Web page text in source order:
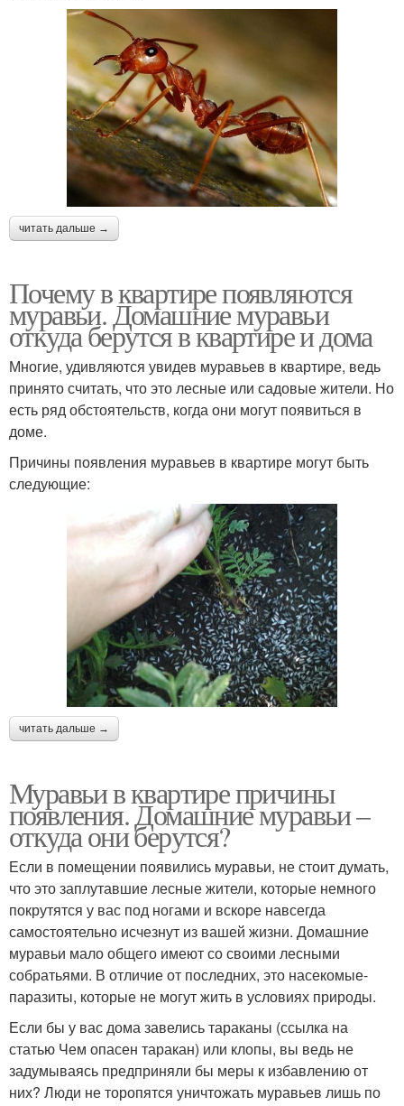
читать дальше →
Почему в квартире появляются
муравьи. Домашние муравьи
откуда берутся в квартире и дома
Многие, удивляются увидев муравьев в квартире, ведь
принято считать, что это лесные или садовые жители. Но
есть ряд обстоятельств, когда они могут появиться в
доме.
Причины появления муравьев в квартире могут быть
следующие:
читать дальше →
Муравьи в квартире причины
появления. Домашние муравьи –
откуда они берутся?
Если в помещении появились муравьи, не стоит думать,
что это заплутавшие лесные жители, которые немного
покрутятся у вас под ногами и вскоре навсегда
самостоятельно исчезнут из вашей жизни. Домашние
муравьи мало общего имеют со своими лесными
собратьями. В отличие от последних, это насекомые-
паразиты, которые не могут жить в условиях природы.
Если бы у вас дома завелись тараканы (ссылка на
статью Чем опасен таракан) или клопы, вы ведь не
задумываясь предприняли бы меры к избавлению от
них? Люди не торопятся уничтожать муравьев лишь по